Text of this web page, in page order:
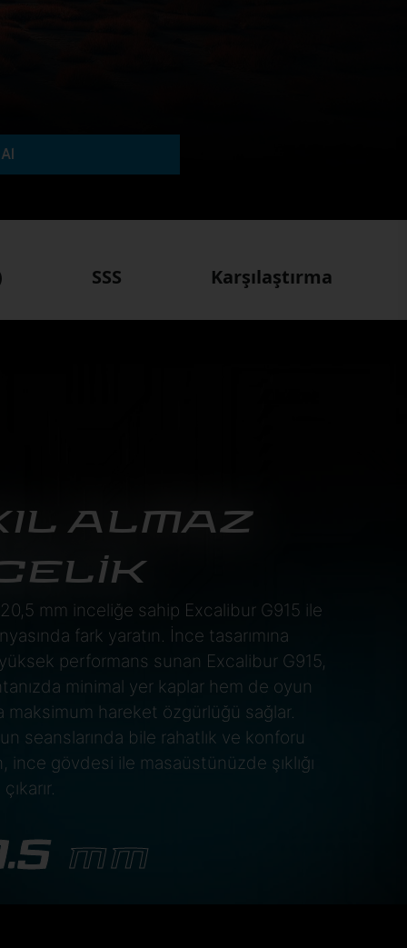
SSS Karşılaştırma
ALMAZ
mm inceliğe sahip Excalibur G915 ile
fark yaratın. İnce tasarımına
performans sunan Excalibur G915,
minimal yer kaplar hem de oyun
maksimum hareket özgürlüğü sağlar.
seanslarında bile rahatlık ve konforu
ince gövdesi ile masaüstünüzde şıklığı
MM